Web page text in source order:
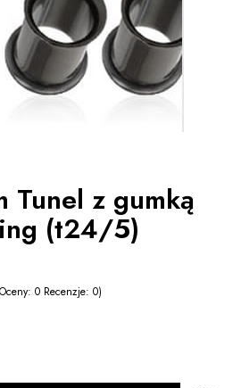
Tunel z gumką
(t24/5)
0 Recenzje: 0)